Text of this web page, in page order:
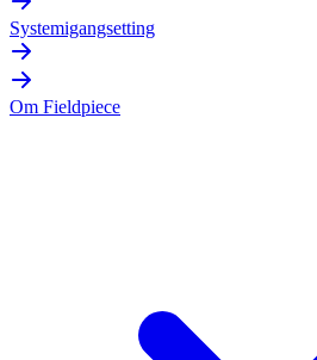
Systemigangsetting
Om Fieldpiece